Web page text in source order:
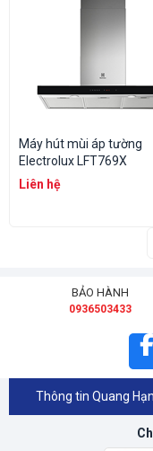
Máy hút mùi áp tường
Electrolux LFT769X
Liên hệ
BẢO HÀNH
0936503433
Thông tin Quang